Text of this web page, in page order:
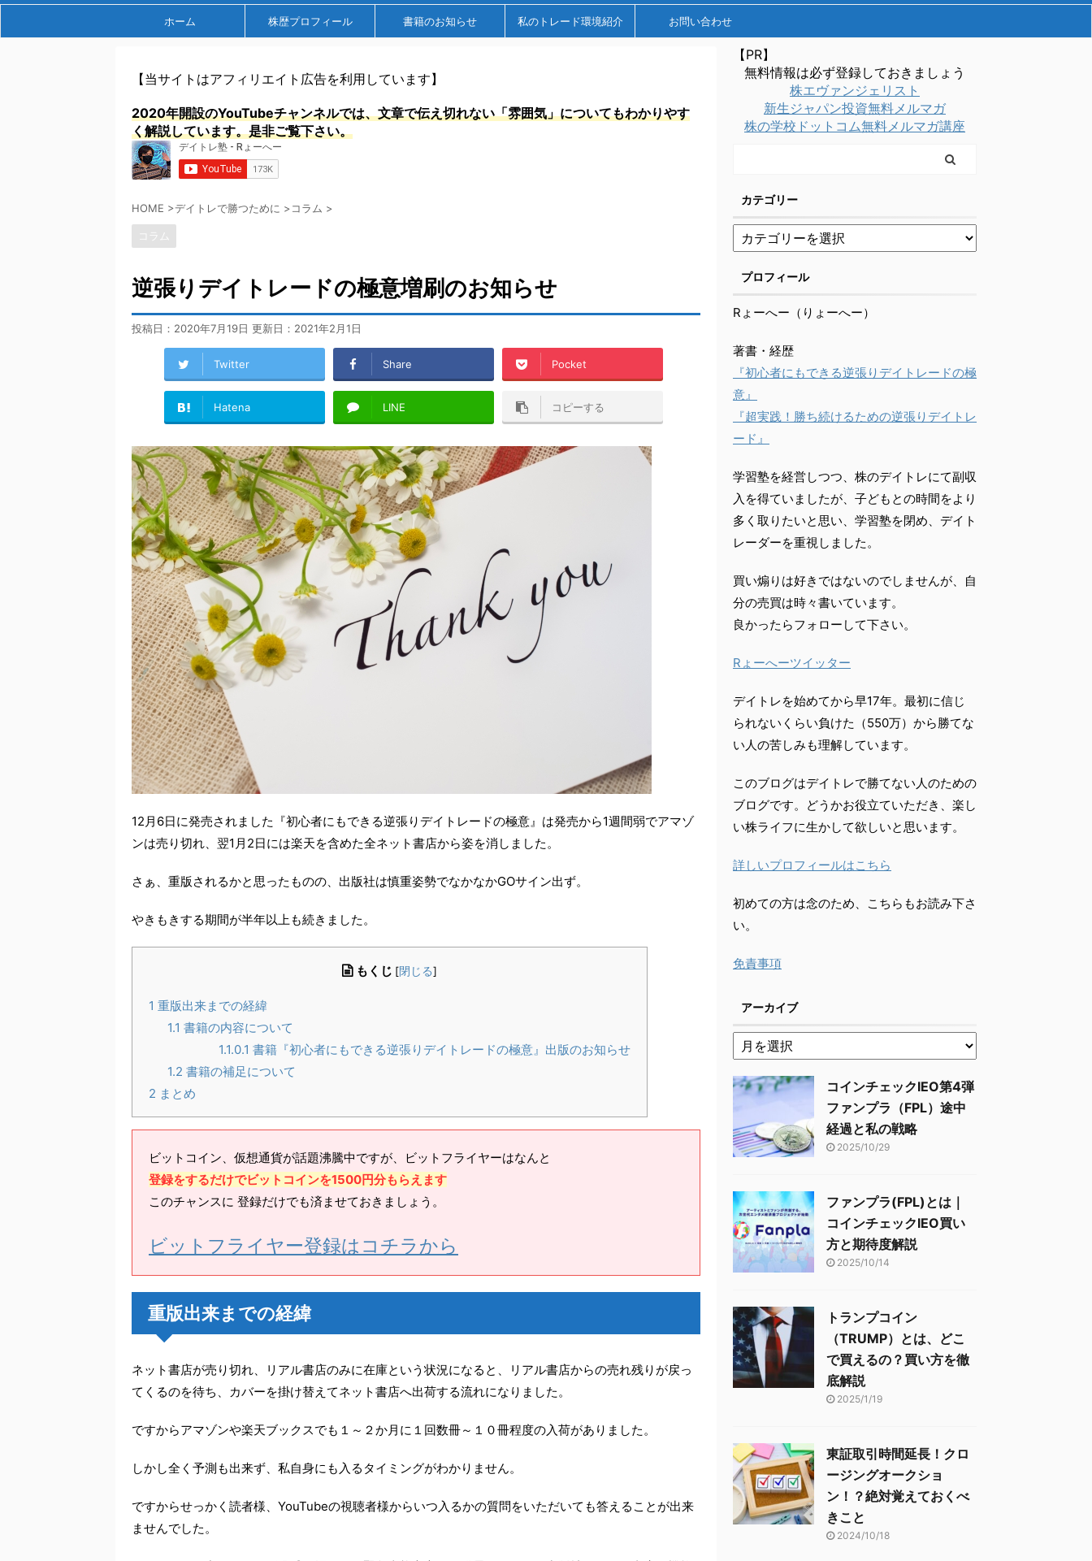
ホーム 株歴プロフィール 書籍のお知らせ 私のトレード環境紹介 お問い合わせ
【当サイトはアフィリエイト広告を利用しています】
2020年開設のYouTubeチャンネルでは、文章で伝え切れない「雰囲気」についてもわかりやす
く解説しています。是非ご覧下さい。
HOME >デイトレで勝つために >コラム >
コラム
逆張りデイトレードの極意増刷のお知らせ
投稿日：2020年7月19日 更新日： 2021年2月1日
Twitter Share Pocket
Hatena LINE コピーする
12月6日に発売されました『初心者にもできる逆張りデイトレードの極意』は発売から1週間弱でアマゾ
ンは売り切れ、翌1月2日には楽天を含めた全ネット書店から姿を消しました。
さぁ、重版されるかと思ったものの、出版社は慎重姿勢でなかなかGOサイン出ず。
やきもきする期間が半年以上も続きました。
もくじ [閉じる]
1 重版出来までの経緯
1.1 書籍の内容について
1.1.0.1 書籍『初心者にもできる逆張りデイトレードの極意』出版のお知らせ
1.2 書籍の補足について
2 まとめ
ビットコイン、仮想通貨が話題沸騰中ですが、ビットフライヤーはなんと
登録をするだけでビットコインを1500円分もらえます
このチャンスに 登録だけでも済ませておきましょう。
ビットフライヤー登録はコチラから
重版出来までの経緯
ネット書店が売り切れ、リアル書店のみに在庫という状況になると、リアル書店からの売れ残りが戻っ
てくるのを待ち、カバーを掛け替えてネット書店へ出荷する流れになりました。
ですからアマゾンや楽天ブックスでも１～２か月に１回数冊～１０冊程度の入荷がありました。
しかし全く予測も出来ず、私自身にも入るタイミングがわかりません。
ですからせっかく読者様、YouTubeの視聴者様からいつ入るかの質問をいただいても答えることが出来
ませんでした。
【PR】
無料情報は必ず登録しておきましょう
株エヴァンジェリスト
新生ジャパン投資無料メルマガ
株の学校ドットコム無料メルマガ講座
カテゴリー
プロフィール
Rょーへー（りょーへー）
著書・経歴
『初心者にもできる逆張りデイトレードの極
意』
『超実践！勝ち続けるための逆張りデイトレ
ード』
学習塾を経営しつつ、株のデイトレにて副収
入を得ていましたが、子どもとの時間をより
多く取りたいと思い、学習塾を閉め、デイト
レーダーを重視しました。
買い煽りは好きではないのでしませんが、自
分の売買は時々書いています。
良かったらフォローして下さい。
Rょーへーツイッター
デイトレを始めてから早17年。最初に信じ
られないくらい負けた（550万）から勝てな
い人の苦しみも理解しています。
このブログはデイトレで勝てない人のための
ブログです。どうかお役立ていただき、楽し
い株ライフに生かして欲しいと思います。
詳しいプロフィールはこちら
初めての方は念のため、こちらもお読み下さ
い。
免責事項
アーカイブ
コインチェックIEO第4弾
ファンプラ（FPL）途中
経過と私の戦略
2025/10/29
ファンプラ(FPL)とは｜
コインチェックIEO買い
方と期待度解説
2025/10/14
トランプコイン
（TRUMP）とは、どこ
で買えるの？買い方を徹
底解説
2025/1/19
東証取引時間延長！クロ
ージングオークショ
ン！？絶対覚えておくべ
きこと
2024/10/18